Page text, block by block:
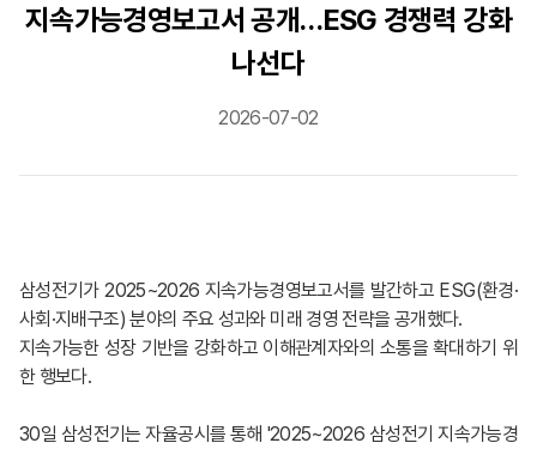
지속가능경영보고서 공개…ESG 경쟁력 강화
나선다
2026-07-02
삼성전기가 2025~2026 지속가능경영보고서를 발간하고 ESG(환경·
사회·지배구조) 분야의 주요 성과와 미래 경영 전략을 공개했다.
지속가능한 성장 기반을 강화하고 이해관계자와의 소통을 확대하기 위
한 행보다.
30일 삼성전기는 자율공시를 통해 '2025~2026 삼성전기 지속가능경